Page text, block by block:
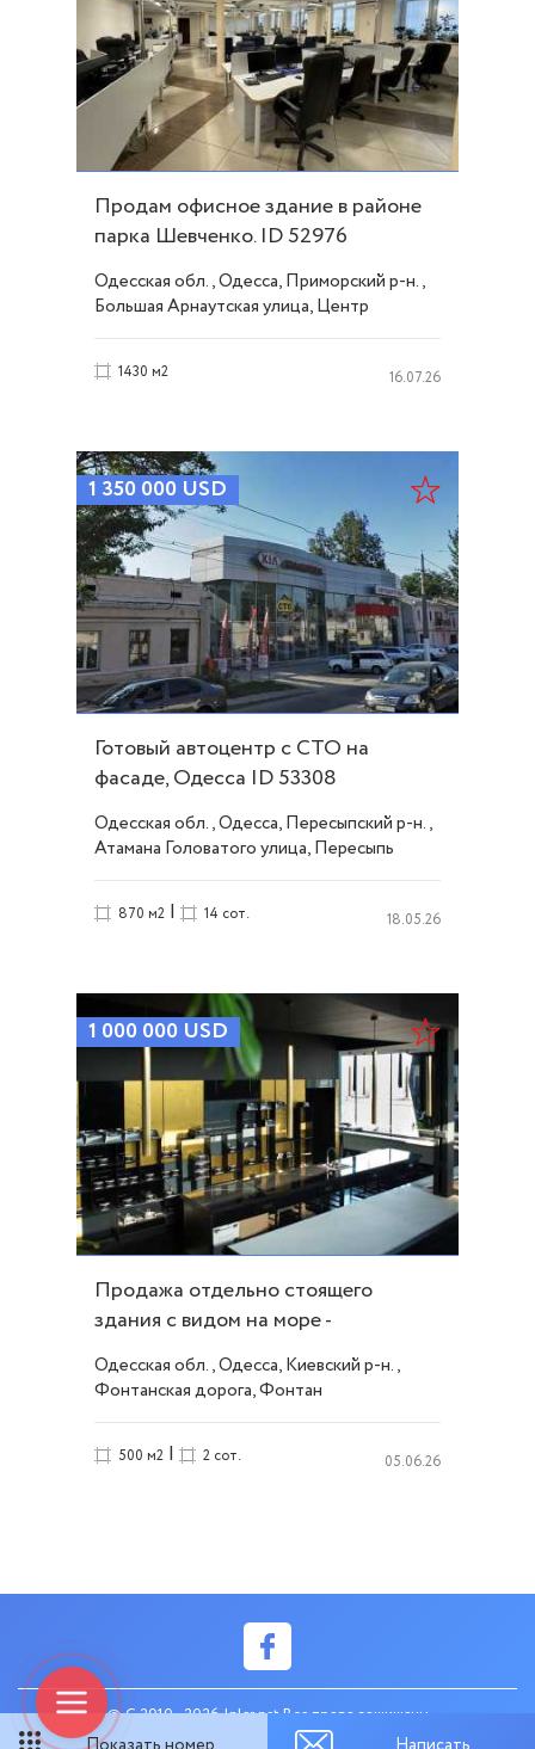
Продам офисное здание в районе
парка Шевченко. ID 52976
Одесская обл., Одесса, Приморский р-н.,
Большая Арнаутская улица, Центр
1430 м2 16.07.26
1 350 000 USD
Готовый автоцентр с СТО на
фасаде, Одесса ID 53308
Одесская обл., Одесса, Пересыпский р-н.,
Атамана Головатого улица, Пересыпь
870 м2 | 14 сот. 18.05.26
1 000 000 USD
Продажа отдельно стоящего
здания с видом на море -
Фонтанская дорога ID 53821
Одесская обл., Одесса, Киевский р-н.,
Фонтанская дорога, Фонтан
500 м2 | 2 сот. 05.06.26
© C 2010 - 2026 Inler.net Все права защищены